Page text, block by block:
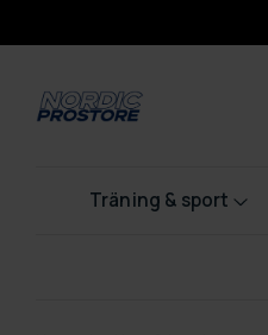
Träning & sport